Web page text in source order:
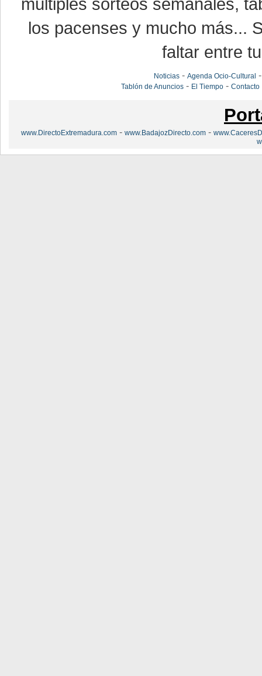
múltiples sorteos semanales,
los pacenses y mucho más...
faltar entre
Noticias -Agenda Ocio-Cultural
Tablón de Anuncios - El Tiempo -Contacto
www.DirectoExtremadura.com - www.BadajozDirecto.com -